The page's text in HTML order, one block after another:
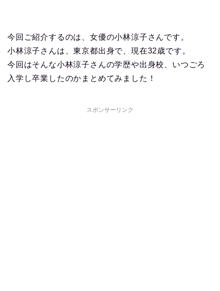
今回ご紹介するのは、女優の小林涼子さんです。
小林涼子さんは、東京都出身で、現在32歳です。
今回はそんな小林涼子さんの学歴や出身校、いつごろ
入学し卒業したのかまとめてみました！
スポンサーリンク